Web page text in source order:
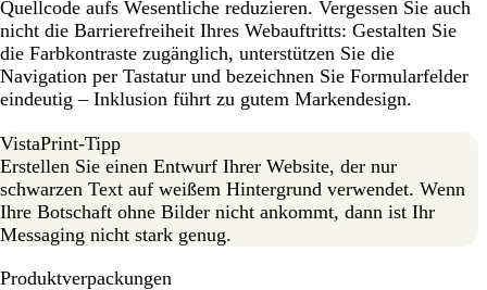
Quellcode aufs Wesentliche reduzieren. Vergessen Sie auch
nicht die Barrierefreiheit Ihres Webauftritts: Gestalten Sie
die Farbkontraste zugänglich, unterstützen Sie die
Navigation per Tastatur und bezeichnen Sie Formularfelder
eindeutig – Inklusion führt zu gutem Markendesign.
VistaPrint-Tipp
Erstellen Sie einen Entwurf Ihrer Website, der nur
schwarzen Text auf weißem Hintergrund verwendet. Wenn
Ihre Botschaft ohne Bilder nicht ankommt, dann ist Ihr
Messaging nicht stark genug.
Produktverpackungen